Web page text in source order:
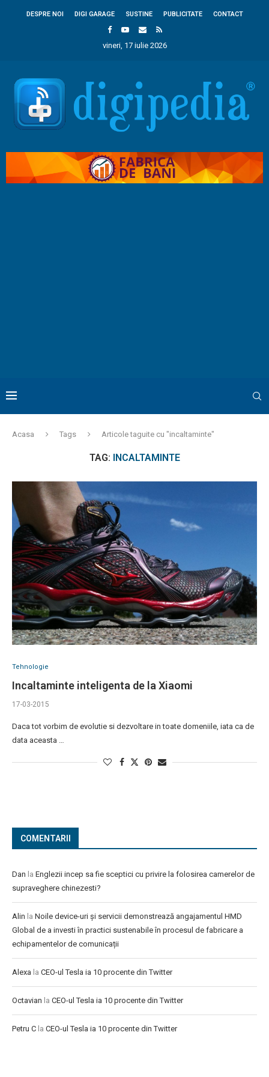
DESPRE NOI DIGI GARAGE SUSTINE PUBLICITATE CONTACT
vineri, 17 iulie 2026
Acasa Tags Articole taguite cu "incaltaminte"
TAG: INCALTAMINTE
Tehnologie
Incaltaminte inteligenta de la Xiaomi
17-03-2015
Daca tot vorbim de evolutie si dezvoltare in toate domeniile, iata ca de
data aceasta …
COMENTARII
Dan la Englezii incep sa fie sceptici cu privire la folosirea camerelor de
supraveghere chinezesti?
Alin la Noile device-uri și servicii demonstrează angajamentul HMD
Global de a investi în practici sustenabile în procesul de fabricare a
echipamentelor de comunicații
Alexa la CEO-ul Tesla ia 10 procente din Twitter
Octavian la CEO-ul Tesla ia 10 procente din Twitter
Petru C la CEO-ul Tesla ia 10 procente din Twitter